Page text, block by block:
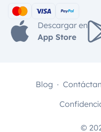
Descargar en
App Store
©
Blog